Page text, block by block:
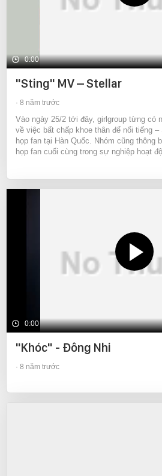
0:00
"Sting" MV – Stellar
8 năm trước
Vào ngày 25/2 tới đây, girlgroup từng có
về việc bất chấp khoe thân để nổi tiếng
họp fan tại Hàn Quốc. Nhóm cũng thông
họp fan cuối cùng trong sự nghiệp hoạt
0:00
"Khóc" - Đông Nhi
8 năm trước